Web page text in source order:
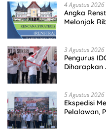
4 Agustus 2026
Angka
Melonjak
3 Agustus 2026
Pengurus
Diharapkan
5 Agustus 2026
Ekspedisi
Pelalawan,